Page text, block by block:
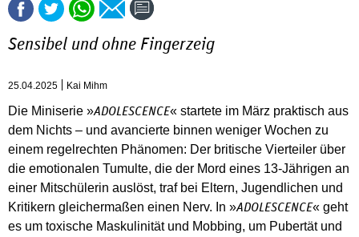
Sensibel und ohne Fingerzeig
25.04.2025 Kai Mihm
Die Miniserie »ADOLESCENCE« startete im März praktisch aus
dem Nichts – und avancierte binnen weniger Wochen zu
einem regelrechten Phänomen: Der britische Vierteiler über
die emotionalen Tumulte, die der Mord eines 13-Jährigen an
einer Mitschülerin auslöst, traf bei Eltern, Jugendlichen und
Kritikern gleichermaßen einen Nerv. In »ADOLESCENCE« geht
es um toxische Maskulinität und Mobbing, um Pubertät und